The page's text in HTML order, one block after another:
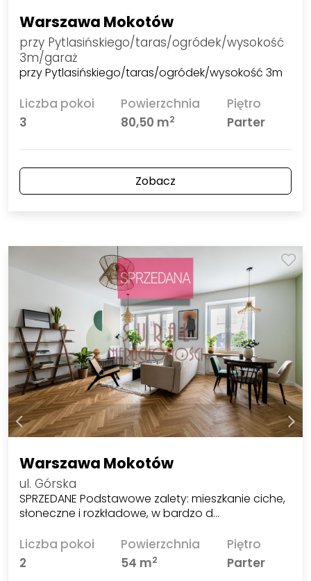
Warszawa Mokotów
przy Pytlasińskiego/taras/ogródek/wysokość
3m/garaż
przy Pytlasińskiego/taras/ogródek/wysokość 3m
Liczba pokoi
3
Powierzchnia
80,50 m2
Piętro
Parter
Zobacz
Warszawa Mokotów
ul. Górska
SPRZEDANE Podstawowe zalety: mieszkanie ciche,
słoneczne i rozkładowe, w bardzo d…
Liczba pokoi
2
Powierzchnia
54 m2
Piętro
Parter